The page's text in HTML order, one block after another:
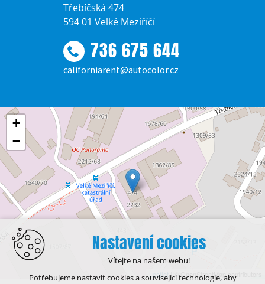
Třebíčská 474
594 01 Velké Meziříčí
736 675 644
californiarent@autocolor.cz
+
−
Leaflet | © OpenStreetMap contributors
Nastavení cookies
Vítejte na našem webu!
Potřebujeme nastavit cookies a související technologie, aby